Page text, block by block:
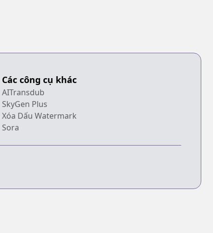
Các công cụ khác
AITransdub
SkyGen Plus
Xóa Dấu Watermark
Sora